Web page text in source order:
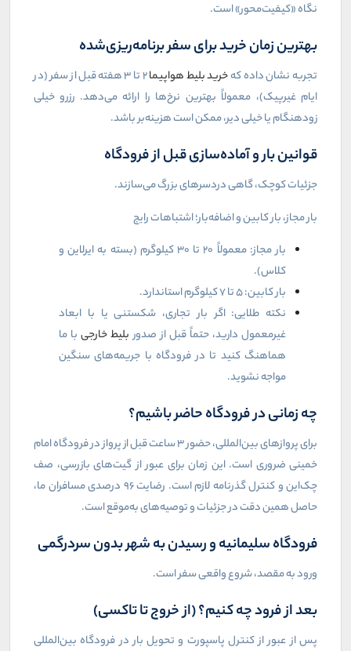
نگاه «کیفیت‌محور» است.
بهترین زمان خرید برای سفر برنامه‌ریزی‌شده
تجربه نشان داده کهخرید بلیط هواپیما
۲ تا ۳ هفته قبل از سفر (در
ایام غیرپیک)، معمولاً بهترین نرخ‌ها را ارائه می‌دهد. رزرو خیلی
زودهنگام یا خیلی دیر، ممکن است هزینه‌بر باشد.
قوانین بار و آماده‌سازی قبل از فرودگاه
جزئیات کوچک، گاهی دردسرهای بزرگ می‌سازند.
بار مجاز، بار کابین و اضافه‌بار؛ اشتباهات رایج
بار مجاز: معمولاً ۲۰ تا ۳۰ کیلوگرم (بسته به ایرلاین و
کلاس).
بار کابین: ۵ تا ۷ کیلوگرم استاندارد.
نکته طلایی: اگر بار تجاری، شکستنی یا با ابعاد
غیرمعمول دارید، حتماً قبل از صدوربلیط خارجی با ما
هماهنگ کنید تا در فرودگاه با جریمه‌های سنگین
مواجه نشوید.
چه زمانی در فرودگاه حاضر باشیم؟
برای پروازهای بین‌المللی، حضور ۳ ساعت قبل از پرواز در فرودگاه امام
خمینی ضروری است. این زمان برای عبور از گیت‌های بازرسی، صف
چک‌این و کنترل گذرنامه لازم است. رضایت ۹۶ درصدی مسافران ما،
حاصل همین دقت در جزئیات و توصیه‌های به‌موقع است.
فرودگاه سلیمانیه و رسیدن به شهر بدون سردرگمی
ورود به مقصد، شروع واقعی سفر است.
بعد از فرود چه کنیم؟ (از خروج تا تاکسی)
پس از عبور از کنترل پاسپورت و تحویل بار در فرودگاه بین‌المللی